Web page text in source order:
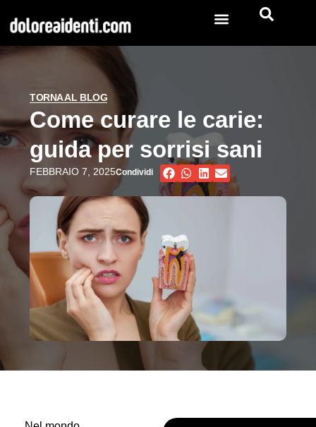
TORNA AL BLOG
Come curare le carie:
guida per sorrisi sani
FEBBRAIO 7, 2025Condividi